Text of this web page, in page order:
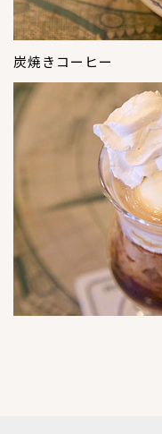
炭焼きコーヒー